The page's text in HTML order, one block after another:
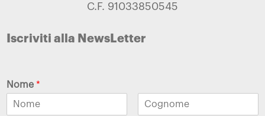
C.F. 91033850545
Iscriviti alla NewsLetter
Nome*